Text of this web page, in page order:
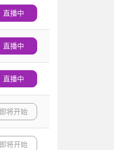
直播中
直播中
直播中
即将开始
即将开始